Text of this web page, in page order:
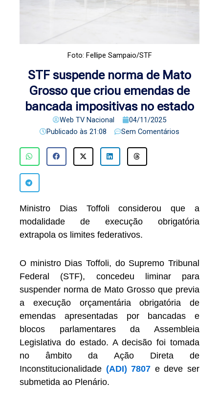
Foto: Fellipe Sampaio/STF
STF suspende norma de Mato
Grosso que criou emendas de
bancada impositivas no estado
Web TV Nacional
04/11/2025
Publicado às 21:08 Sem Comentários
Ministro Dias Toffoli considerou que a
modalidade de execução obrigatória
extrapola os limites federativos.
O ministro Dias Toffoli, do Supremo Tribunal
Federal (STF), concedeu liminar para
suspender norma de Mato Grosso que previa
a execução orçamentária obrigatória de
emendas apresentadas por bancadas e
blocos parlamentares da Assembleia
Legislativa do estado. A decisão foi tomada
no âmbito da Ação Direta de
Inconstitucionalidade (ADI) 7807 e deve ser
submetida ao Plenário.